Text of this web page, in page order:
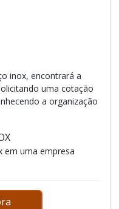
inox, encontrará a
uma cotação
a organização
em uma empresa